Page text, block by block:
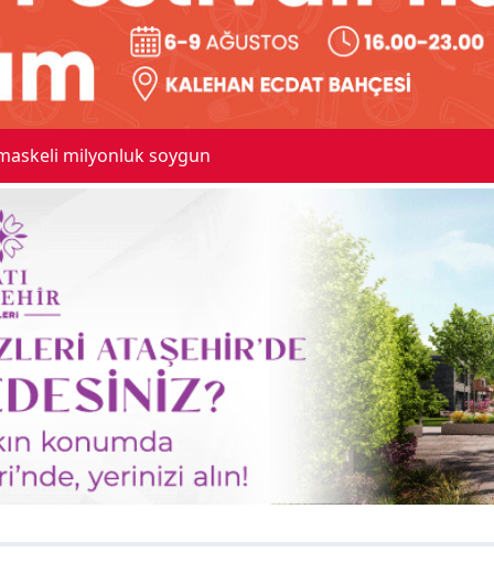
milyonluk soygun